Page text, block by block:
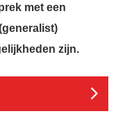
met een
zijn.